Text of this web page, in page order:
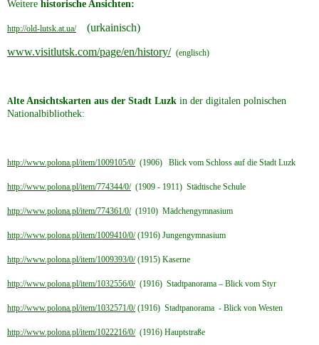
Weitere historische Ansichten:
http://old-lutsk.at.ua/
(urkainisch)
www.visitlutsk.com/page/en/history/ (englisch)
Alte Ansichtskarten aus der Stadt Luzk in der digitalen polnischen
Nationalbibliothek:
http://www.polona.pl/item/1009105/0/(1906) Blick vom Schloss auf die Stadt Luzk
http://www.polona.pl/item/774344/0/(1909 - 1911) Städtische Schule
http://www.polona.pl/item/774361/0/(1910) Mädchengymnasium
http://www.polona.pl/item/1009410/0/(1916) Jungengymnasium
http://www.polona.pl/item/1009393/0/(1915) Kaserne
http://www.polona.pl/item/1032556/0/(1916) Stadtpanorama – Blick vom Styr
http://www.polona.pl/item/1032571/0/(1916) Stadtpanorama - Blick von Westen
http://www.polona.pl/item/1022216/0/(1916) Hauptstraße